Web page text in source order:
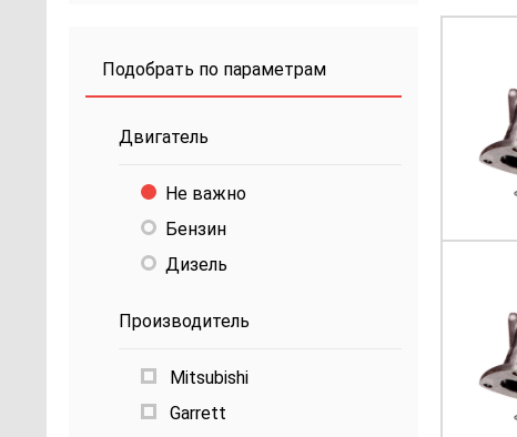
Подобрать по параметрам
Двигатель
Не важно
Бензин
Дизель
Производитель
Mitsubishi
Garrett